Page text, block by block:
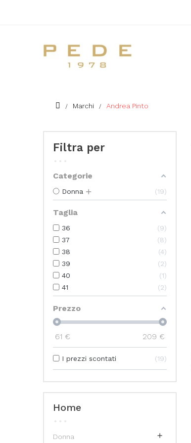
Marchi Andrea Pinto
Filtra per
Categorie
Donna 19
Taglia
36
9
37
8
38
4
39
2
40
1
41
2
Prezzo
61 € 209 €
I prezzi scontati 19
Home
Donna 